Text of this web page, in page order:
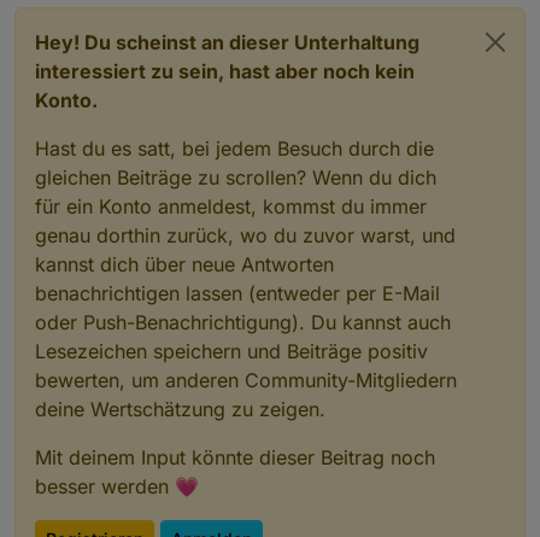
Hey! Du scheinst an dieser Unterhaltung
interessiert zu sein, hast aber noch kein
Konto.
Hast du es satt, bei jedem Besuch durch die
gleichen Beiträge zu scrollen? Wenn du dich
für ein Konto anmeldest, kommst du immer
genau dorthin zurück, wo du zuvor warst, und
kannst dich über neue Antworten
benachrichtigen lassen (entweder per E-Mail
oder Push-Benachrichtigung). Du kannst auch
Lesezeichen speichern und Beiträge positiv
bewerten, um anderen Community-Mitgliedern
deine Wertschätzung zu zeigen.
Mit deinem Input könnte dieser Beitrag noch
besser werden 💗